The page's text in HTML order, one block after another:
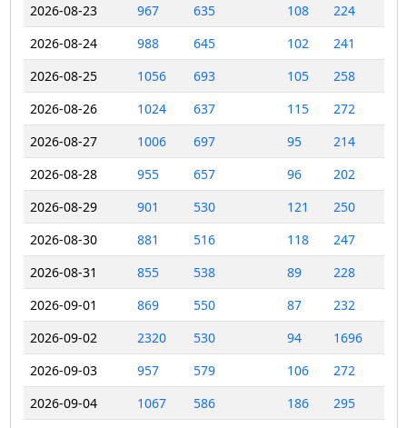
2026-08-23
967 635 108
224
2026-08-24
988 645 102
241
2026-08-25
1056 693 105
258
2026-08-26
1024 637 115
272
2026-08-27
1006 697 95
214
2026-08-28
955 657 96
202
2026-08-29
901 530 121
250
2026-08-30
881 516 118
247
2026-08-31
855 538 89
228
2026-09-01
869 550 87
232
2026-09-02
2320 530 94
1696
2026-09-03
957 579 106
272
2026-09-04
1067 586 186 295